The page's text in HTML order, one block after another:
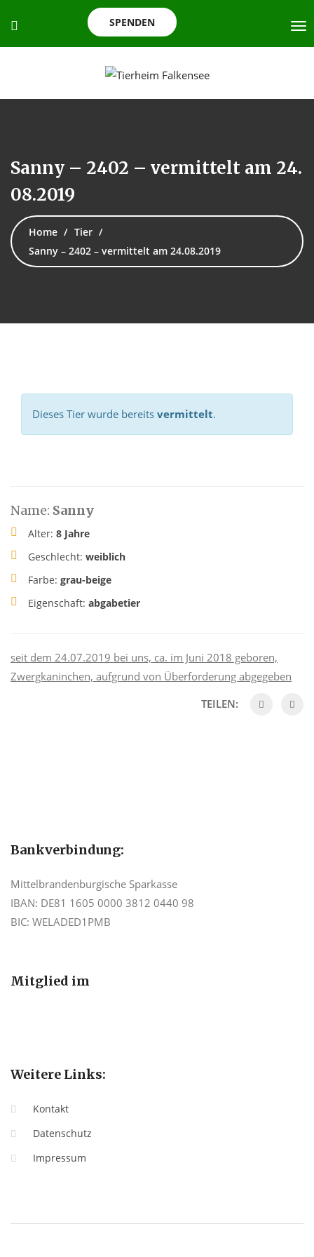
SPENDEN
Sanny – 2402 – vermittelt am 24.
08.2019
Home
Tier
Sanny – 2402 – vermittelt am 24.08.2019
Dieses Tier wurde bereits vermittelt.
Name: Sanny
Alter: 8 Jahre
Geschlecht: weiblich
Farbe: grau-beige
Eigenschaft: abgabetier
seit dem 24.07.2019 bei uns, ca. im Juni 2018 geboren,
Zwergkaninchen, aufgrund von Überforderung abgegeben
TEILEN:
Bankverbindung:
Mittelbrandenburgische Sparkasse
IBAN: DE81 1605 0000 3812 0440 98
BIC: WELADED1PMB
Mitglied im
Weitere Links:
Kontakt
Datenschutz
Impressum